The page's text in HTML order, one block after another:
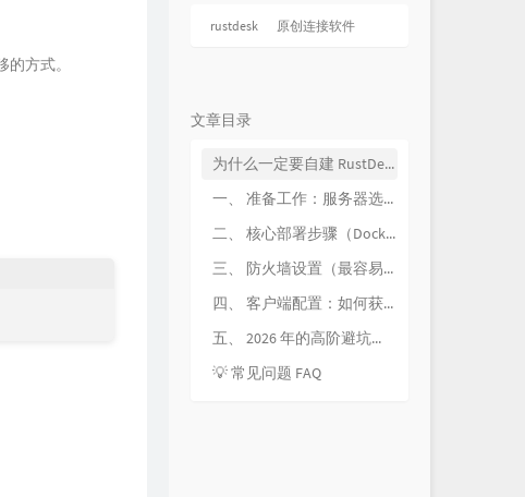
方式。
rustdesk 原创连接软件
文章目录
为什么一定要自建 RustDesk 服务器？
一、 准备工作：服务器选型与系统
二、 核心部署步骤（Docker 一键流）
三、 防火墙设置（最容易“翻车”的地方）
四、 客户端配置：如何获取 Key？
五、 2026 年的高阶避坑技巧
💡 常见问题 FAQ